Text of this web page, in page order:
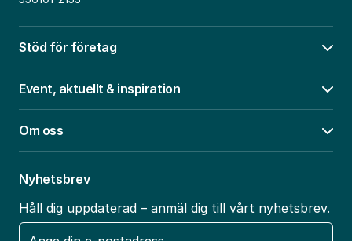
Stöd för företag
Event, aktuellt & inspiration
Om oss
Nyhetsbrev
Håll dig uppdaterad – anmäl dig till vårt nyhetsbrev.
E-